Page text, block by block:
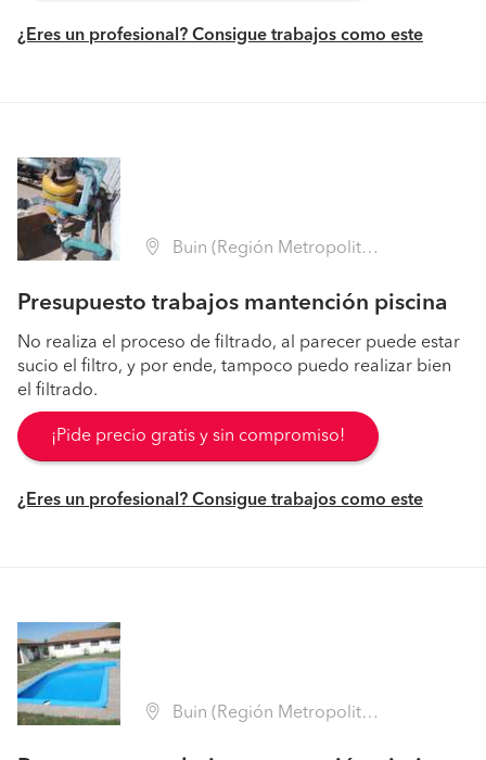
¿Eres un profesional? Consigue trabajos como este
Buin (Región Metropolitana - Maipo)
Presupuesto trabajos mantención piscina
No realiza el proceso de filtrado, al parecer puede estar
sucio el filtro, y por ende, tampoco puedo realizar bien
el filtrado.
¡Pide precio gratis y sin compromiso!
¿Eres un profesional? Consigue trabajos como este
Buin (Región Metropolitana - Maipo)